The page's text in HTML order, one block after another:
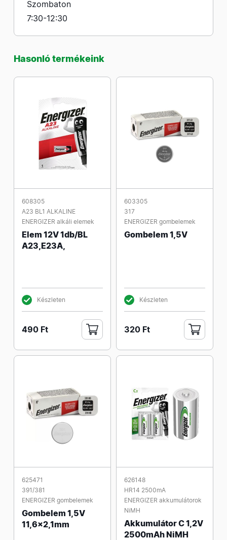
Szombaton
7:30-12:30
Hasonló termékeink
608305
A23 BL1 ALKALINE
ENERGIZER alkáli elemek
Elem 12V 1db/BL
A23,E23A,
Készleten
490 Ft
603305
317
ENERGIZER gombelemek
Gombelem 1,5V
Készleten
320 Ft
625471
391/381
ENERGIZER gombelemek
Gombelem 1,5V
11,6x2,1mm
626148
HR14 2500mA
ENERGIZER akkumulátorok
NiMH
Akkumulátor C 1,2V
2500mAh NiMH